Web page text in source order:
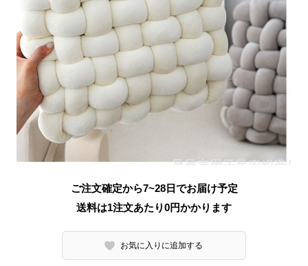
ご注文確定から7~28日でお届け予定
送料は1注文あたり0円かかります
お気に入りに追加する